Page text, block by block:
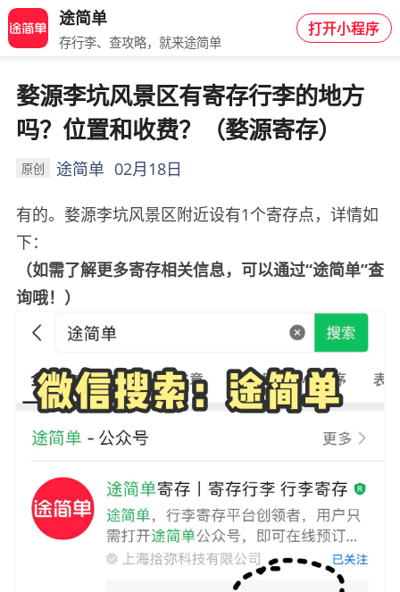
途简单
存行李、查攻略，就来途简单
打开小程序
婺源李坑风景区有寄存行李的地方
吗？位置和收费？（婺源寄存）
原创 途简单 02月18日
有的。婺源李坑风景区附近设有1个寄存点，详情如
下：
（如需了解更多寄存相关信息，可以通过“途简单”查
询哦！）